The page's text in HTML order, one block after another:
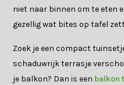
niet naar binnen om te eten
gezellig wat bites op tafel
Zoek je een compact
schaduwrijk terrasje
je balkon? Dan is een balkon